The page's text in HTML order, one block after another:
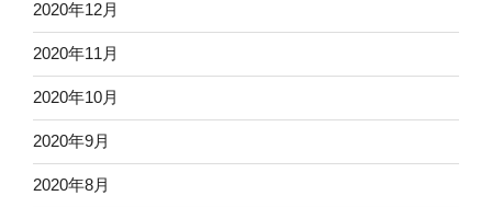
2020年12月
2020年11月
2020年10月
2020年9月
2020年8月